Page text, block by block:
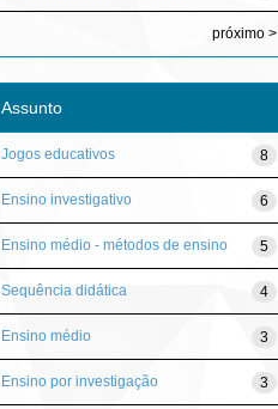
próximo >
Assunto
8
Jogos educativos
6
Ensino investigativo
5
Ensino médio - métodos de ensino
4
Sequência didática
3
Ensino médio
3
Ensino por investigação